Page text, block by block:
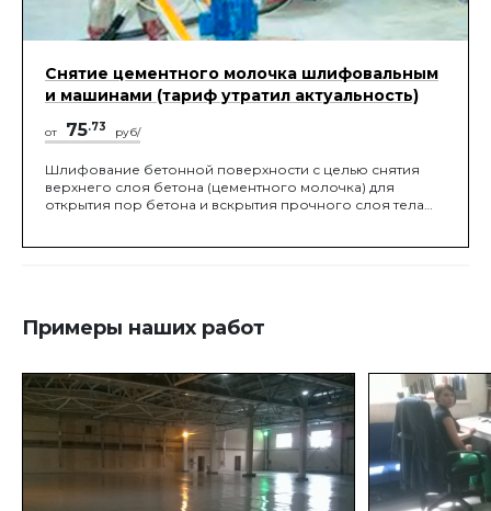
Снятие цементного молочка шлифовальным
и машинами (тариф утратил актуальность)
от 75.73 руб/
Шлифование бетонной поверхности с целью снятия
верхнего слоя бетона (цементного молочка) для
открытия пор бетона и вскрытия прочного слоя тела
Примеры наших работ